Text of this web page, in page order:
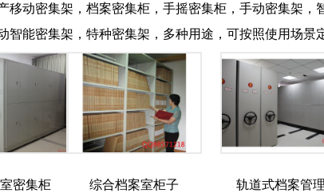
移动密集架，档案密集柜，手摇密集柜，手动密集架
智能密集架，特种密集架，多种用途，可按照使用场景
密集柜 综合档案室柜子 轨道式档案管